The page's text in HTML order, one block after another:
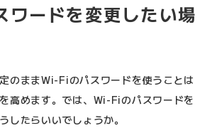
ードを変更したい場
のままWi-Fiのパスワードを使うことは
高めます。では、Wi-Fiのパスワードを
したらいいでしょうか。